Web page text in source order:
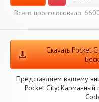
Всего проголосовало:
Скачать Pocket
Представляем вашему
Pocket City: Карманный